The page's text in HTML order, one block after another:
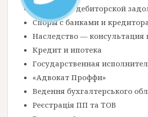
Взыскание дебиторской
Споры с банками и
Наследство — консультация
Кредит и ипотека
Государственная
«Адвокат Проффи»
Ведення бухгалтерського
Реєстрація ПП та ТОВ